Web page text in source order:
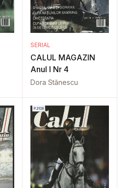
SERIAL
CALUL MAGAZIN
Anul I Nr 4
Dora Stănescu